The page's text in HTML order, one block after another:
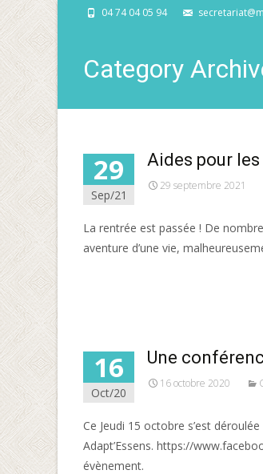
04 74 04 05 94
Category
29
Sep/21
Aides pour
29 septembre 2021
La rentrée est passée ! De
aventure d’une vie,
16
Oct/20
Une
16 octobre 2020
Ce Jeudi 15 octobre s’est
Adapt’Essens. https://
évènement.